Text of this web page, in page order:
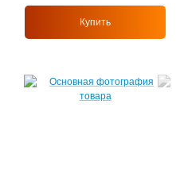
Купить